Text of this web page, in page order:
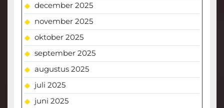
december 2025
november 2025
oktober 2025
september 2025
augustus 2025
juli 2025
juni 2025